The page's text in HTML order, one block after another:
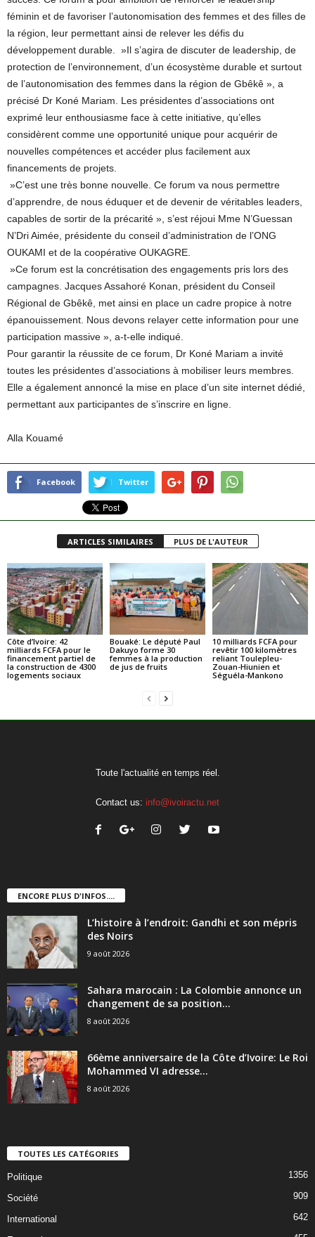
féminin et de favoriser l’autonomisation des femmes et des filles de
la région, leur permettant ainsi de relever les défis du
développement durable. »Il s’agira de discuter de leadership, de
protection de l’environnement, d’un écosystème durable et surtout
de l’autonomisation des femmes dans la région de Gbêkê », a
précisé Dr Koné Mariam. Les présidentes d’associations ont
exprimé leur enthousiasme face à cette initiative, qu’elles
considèrent comme une opportunité unique pour acquérir de
nouvelles compétences et accéder plus facilement aux
financements de projets.
»C’est une très bonne nouvelle. Ce forum va nous permettre
d’apprendre, de nous éduquer et de devenir de véritables leaders,
capables de sortir de la précarité », s’est réjoui Mme N’Guessan
N’Dri Aimée, présidente du conseil d’administration de l’ONG
OUKAMI et de la coopérative OUKAGRE.
»Ce forum est la concrétisation des engagements pris lors des
campagnes. Jacques Assahoré Konan, président du Conseil
Régional de Gbêkê, met ainsi en place un cadre propice à notre
épanouissement. Nous devons relayer cette information pour une
participation massive », a-t-elle indiqué.
Pour garantir la réussite de ce forum, Dr Koné Mariam a invité
toutes les présidentes d’associations à mobiliser leurs membres.
Elle a également annoncé la mise en place d’un site internet dédié,
permettant aux participantes de s’inscrire en ligne.
Alla Kouamé
Facebook Twitter
ARTICLES SIMILAIRES PLUS DE L'AUTEUR
Côte d’Ivoire: 42
milliards FCFA pour le
financement partiel de
la construction de 4300
logements sociaux
Bouaké: Le député Paul
Dakuyo forme 30
femmes à la production
de jus de fruits
10 milliards FCFA pour
revêtir 100 kilomètres
reliant Toulepleu-
Zouan-Hiunien et
Séguéla-Mankono
Toute l'actualité en temps réel.
Contact us: info@ivoiractu.net
ENCORE PLUS D'INFOS....
L’histoire à l’endroit: Gandhi et son mépris
des Noirs
9 août 2026
Sahara marocain : La Colombie annonce un
changement de sa position...
8 août 2026
66ème anniversaire de la Côte d’Ivoire: Le Roi
Mohammed VI adresse...
8 août 2026
TOUTES LES CATÉGORIES
Politique 1356
Société 909
International 642